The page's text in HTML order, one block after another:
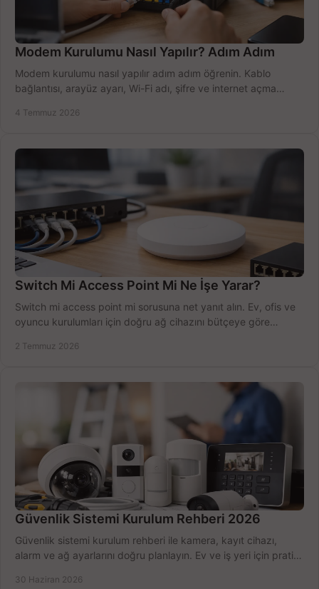
Modem Kurulumu Nasıl Yapılır? Adım Adım
Modem kurulumu nasıl yapılır adım adım öğrenin. Kablo
bağlantısı, arayüz ayarı, Wi-Fi adı, şifre ve internet açma
4 Temmuz 2026
Switch Mi Access Point Mi Ne İşe Yarar?
Switch mi access point mi sorusuna net yanıt alın. Ev, ofis ve
oyuncu kurulumları için doğru ağ cihazını bütçeye göre
2 Temmuz 2026
Güvenlik Sistemi Kurulum Rehberi 2026
Güvenlik sistemi kurulum rehberi ile kamera, kayıt cihazı,
alarm ve ağ ayarlarını doğru planlayın. Ev ve iş yeri için pratik
30 Haziran 2026